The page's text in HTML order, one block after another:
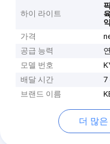
하이 라이트
가격
공급 능력
모델 번호
배달 시간
7
브랜드 이름
더 많